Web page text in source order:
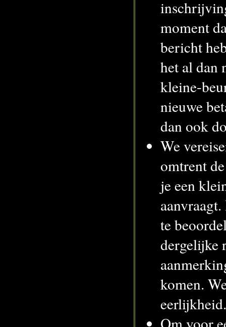
moment
bericht
het al dan
kleine-
nieuwe
dan ook
We
omtrent
je een
te
dergelijke
komen.
eerlijkheid.